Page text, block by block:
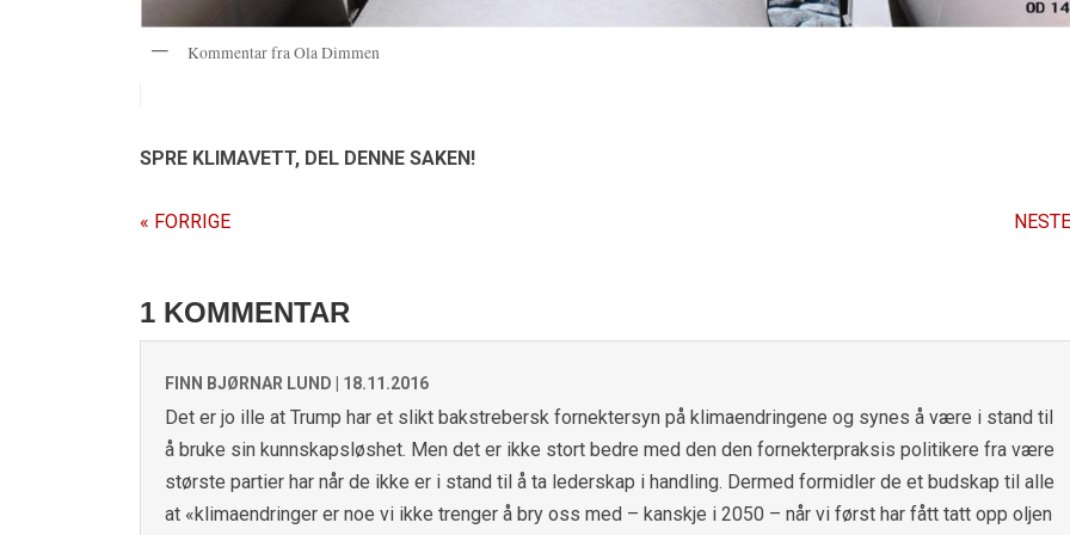
Kommentar fra Ola Dimmen
SPRE KLIMAVETT, DEL DENNE SAKEN!
« FORRIGE
1 KOMMENTAR
FINN BJØRNAR LUND | 18.11.2016
Det er jo ille at Trump har et slikt bakstrebersk fornektersyn på klimaendringene og synes å være i stand til
å bruke sin kunnskapsløshet. Men det er ikke stort bedre med den den fornekterpraksis politikere fra være
største partier har når de ikke er i stand til å ta lederskap i handling. Dermed formidler de et budskap til alle
at «klimaendringer er noe vi ikke trenger å bry oss med – kanskje i 2050 – når vi først har fått tatt opp oljen